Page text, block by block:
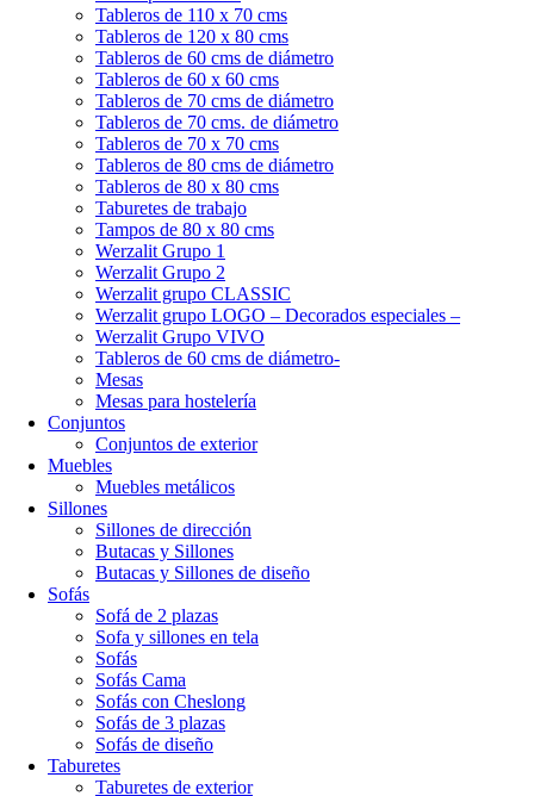
Tableros de 110 x 70 cms
Tableros de 120 x 80 cms
Tableros de 60 cms de diámetro
Tableros de 60 x 60 cms
Tableros de 70 cms de diámetro
Tableros de 70 cms. de diámetro
Tableros de 70 x 70 cms
Tableros de 80 cms de diámetro
Tableros de 80 x 80 cms
Taburetes de trabajo
Tampos de 80 x 80 cms
Werzalit Grupo 1
Werzalit Grupo 2
Werzalit grupo CLASSIC
Werzalit grupo LOGO – Decorados especiales –
Werzalit Grupo VIVO
Tableros de 60 cms de diámetro-
Mesas
Mesas para hostelería
Conjuntos
Conjuntos de exterior
Muebles
Muebles metálicos
Sillones
Sillones de dirección
Butacas y Sillones
Butacas y Sillones de diseño
Sofás
Sofá de 2 plazas
Sofa y sillones en tela
Sofás
Sofás Cama
Sofás con Cheslong
Sofás de 3 plazas
Sofás de diseño
Taburetes
Taburetes de exterior